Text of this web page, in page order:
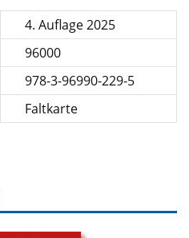
4. Auflage 2025
96000
978-3-96990-229-5
Faltkarte